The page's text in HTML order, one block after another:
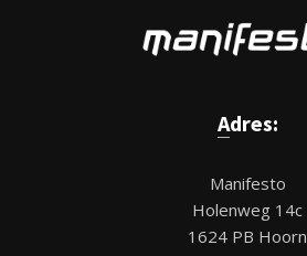
Adres:
Manifesto
Holenweg 14c
1624 PB Hoorn